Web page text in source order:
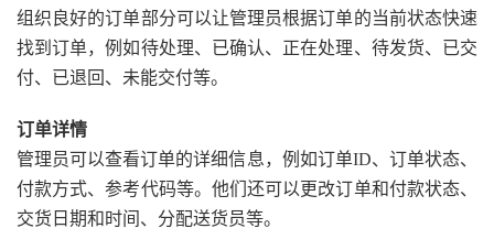
组织良好的订单部分可以让管理员根据订单的当前状态快速
找到订单，例如待处理、已确认、正在处理、待发货、已交
付、已退回、未能交付等。
订单详情
管理员可以查看订单的详细信息，例如订单ID、订单状态、
付款方式、参考代码等。他们还可以更改订单和付款状态、
交货日期和时间、分配送货员等。